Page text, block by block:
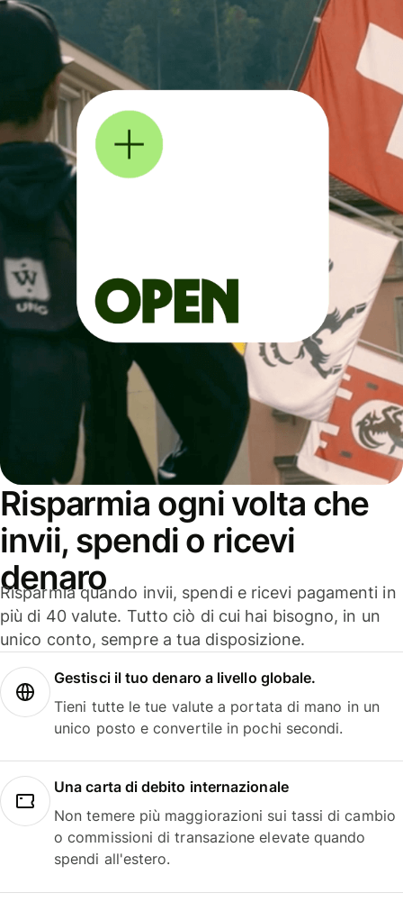
Risparmia ogni volta che
invii, spendi o ricevi
denaro
Risparmia quando invii, spendi e ricevi pagamenti in
più di 40 valute. Tutto ciò di cui hai bisogno, in un
unico conto, sempre a tua disposizione.
Gestisci il tuo denaro a livello globale.
Tieni tutte le tue valute a portata di mano in un
unico posto e convertile in pochi secondi.
Una carta di debito internazionale
Non temere più maggiorazioni sui tassi di cambio
o commissioni di transazione elevate quando
spendi all'estero.